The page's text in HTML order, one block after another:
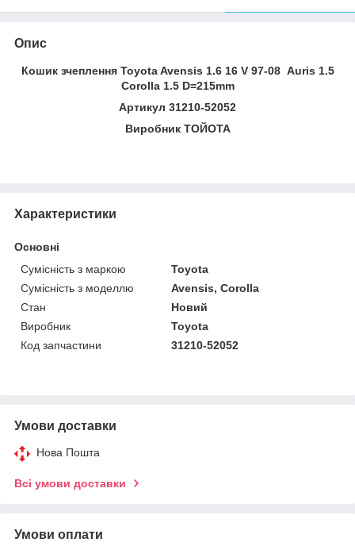
Опис
Кошик зчеплення Toyota Avensis 1.6 16 V 97-08 Auris 1.5
Corolla 1.5 D=215mm
Артикул 31210-52052
Виробник ТОЙОТА
Характеристики
Основні
Сумісність з маркою
Toyota
Сумісність з моделлю
Avensis, Corolla
Стан
Новий
Виробник
Toyota
Код запчастини
31210-52052
Умови доставки
Нова Пошта
Всі умови доставки
Умови оплати